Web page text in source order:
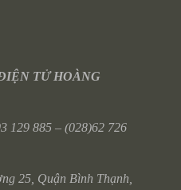
TỬ HOÀNG
129 885 – (028)62 726
25, Quận Bình Thạnh,